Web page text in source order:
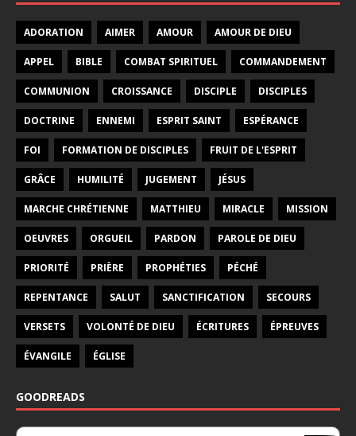
ADORATION AIMER AMOUR AMOUR DE DIEU
APPEL BIBLE COMBAT SPIRITUEL COMMANDEMENT
COMMUNION CROISSANCE DISCIPLE DISCIPLES
DOCTRINE ENNEMI ESPRIT SAINT ESPÉRANCE
FOI FORMATION DE DISCIPLES FRUIT DE L'ESPRIT
GRÂCE HUMILITÉ JUGEMENT JÉSUS
MARCHE CHRÉTIENNE MATTHIEU MIRACLE MISSION
OEUVRES ORGUEIL PARDON PAROLE DE DIEU
PRIORITÉ PRIÈRE PROPHÉTIES PÉCHÉ
REPENTANCE SALUT SANCTIFICATION SECOURS
VERSETS VOLONTÉ DE DIEU ÉCRITURES ÉPREUVES
ÉVANGILE ÉGLISE
GOODREADS